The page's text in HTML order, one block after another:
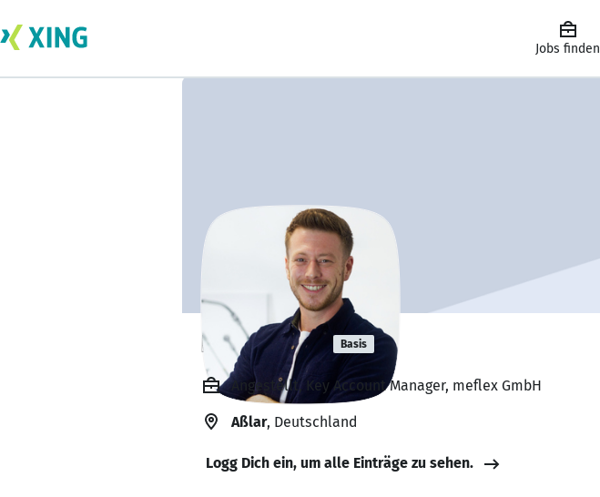
Jobs finden
Daniel Ulm Basis
Angestellt, Key Account Manager, meflex GmbH
Aßlar, Deutschland
Logg Dich ein, um alle Einträge zu sehen.